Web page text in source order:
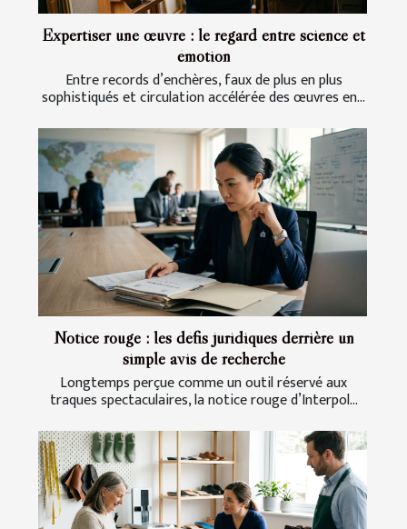
Expertiser une œuvre : le regard entre science et
émotion
Entre records d’enchères, faux de plus en plus
sophistiqués et circulation accélérée des œuvres en...
Notice rouge : les défis juridiques derrière un
simple avis de recherche
Longtemps perçue comme un outil réservé aux
traques spectaculaires, la notice rouge d’Interpol...